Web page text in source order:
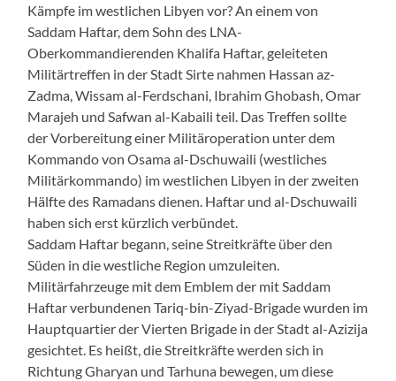
Kämpfe im westlichen Libyen vor? An einem von
Saddam Haftar, dem Sohn des LNA-
Oberkommandierenden Khalifa Haftar, geleiteten
Militärtreffen in der Stadt Sirte nahmen Hassan az-
Zadma, Wissam al-Ferdschani, Ibrahim Ghobash, Omar
Marajeh und Safwan al-Kabaili teil. Das Treffen sollte
der Vorbereitung einer Militäroperation unter dem
Kommando von Osama al-Dschuwaili (westliches
Militärkommando) im westlichen Libyen in der zweiten
Hälfte des Ramadans dienen. Haftar und al-Dschuwaili
haben sich erst kürzlich verbündet.
Saddam Haftar begann, seine Streitkräfte über den
Süden in die westliche Region umzuleiten.
Militärfahrzeuge mit dem Emblem der mit Saddam
Haftar verbundenen Tariq-bin-Ziyad-Brigade wurden im
Hauptquartier der Vierten Brigade in der Stadt al-Azizija
gesichtet. Es heißt, die Streitkräfte werden sich in
Richtung Gharyan und Tarhuna bewegen, um diese